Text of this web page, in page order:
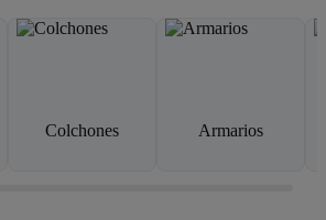
Colchones Armarios